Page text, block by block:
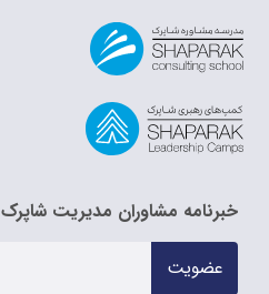
خبرنامه مشاوران مدیریت شاپرک
عضویت